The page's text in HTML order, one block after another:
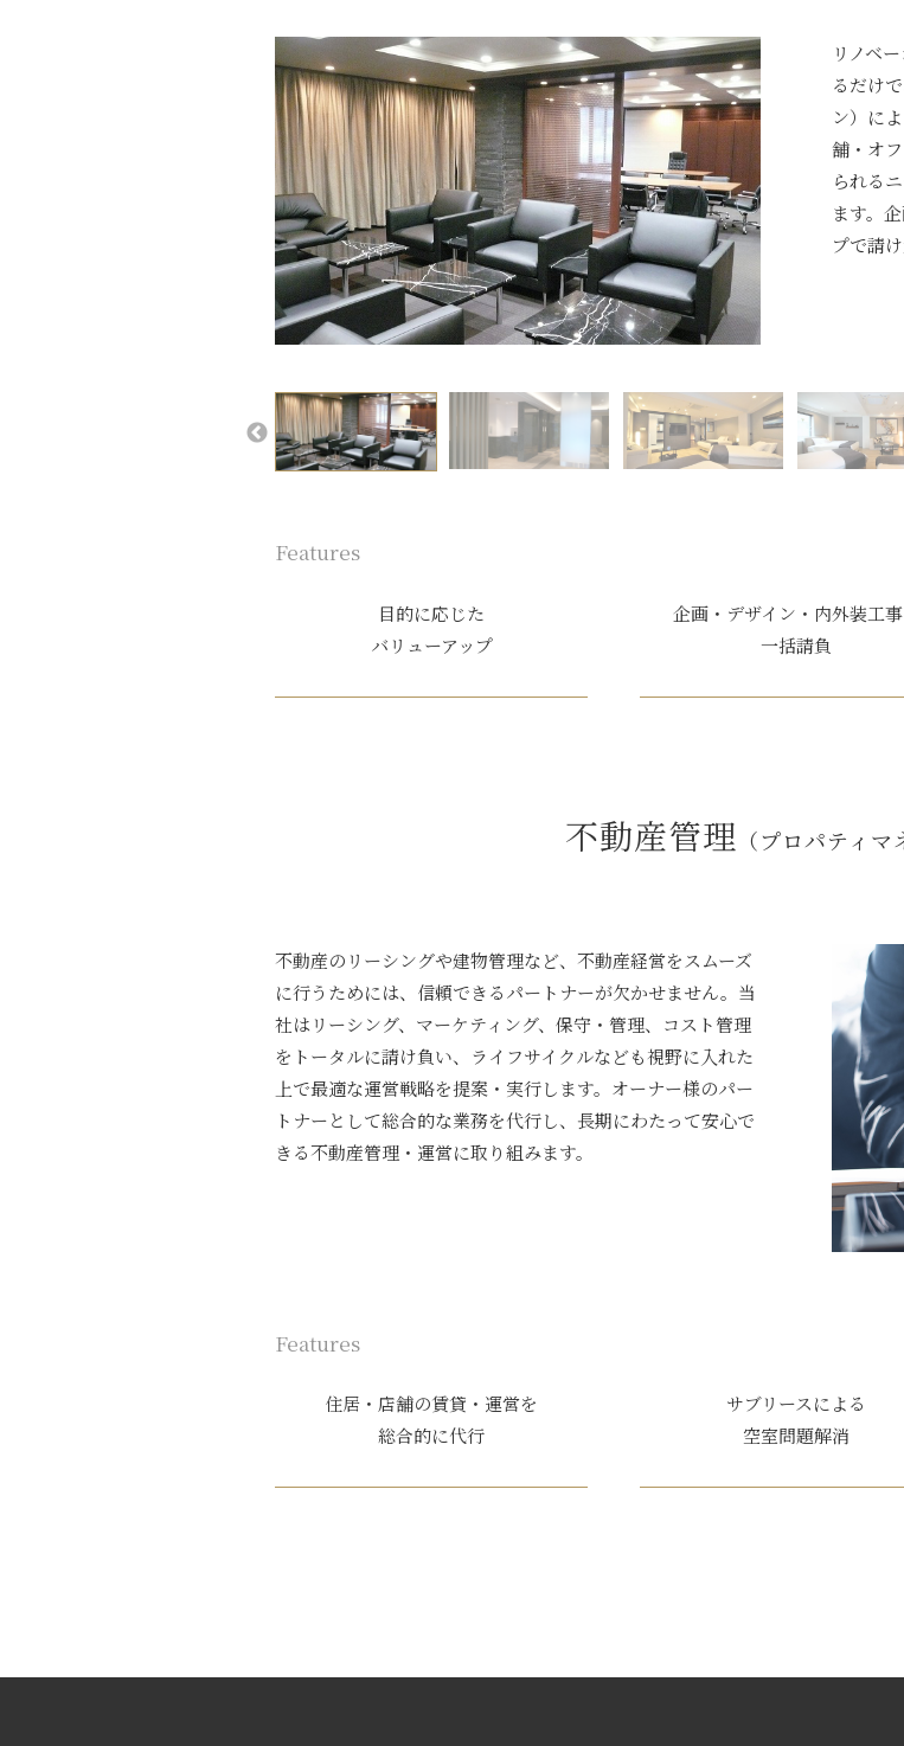
リノベ
るだけ
ン）に
舗・オ
られる
ます。
プで請け
Features
目的に応じた
バリューアップ
企画・デザイン・内外装工
一括請負
不動産管理 （プロパティマ
不動産のリーシングや建物管理など、不動産経営をスムーズ
に行うためには、信頼できるパートナーが欠かせません。当
社はリーシング、マーケティング、保守・管理、コスト管理
をトータルに請け負い、ライフサイクルなども視野に入れた
上で最適な運営戦略を提案・実行します。オーナー様のパー
トナーとして総合的な業務を代行し、長期にわたって安心で
きる不動産管理・運営に取り組みます。
Features
住居・店舗の賃貸・運営を
総合的に代行
サブリースによる
空室問題解消